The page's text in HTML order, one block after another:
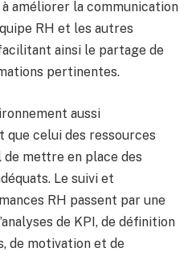
améliorer la communication
RH et les autres
ainsi le partage de
pertinentes.
aussi
celui des ressources
de mettre en place des
Le suivi et
RH passent par une
de KPI, de définition
de motivation et de